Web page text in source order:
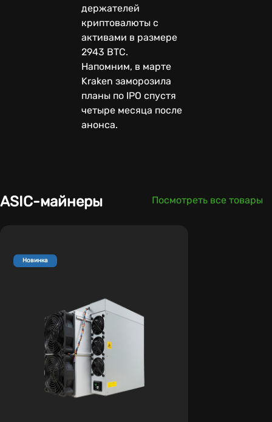
держателей
криптовалюты с
активами в размере
2943 BTC.
Напомним, в марте
Kraken заморозила
планы по IPO спустя
четыре месяца после
анонса.
ASIC-майнеры Посмотреть все товары
Новинка